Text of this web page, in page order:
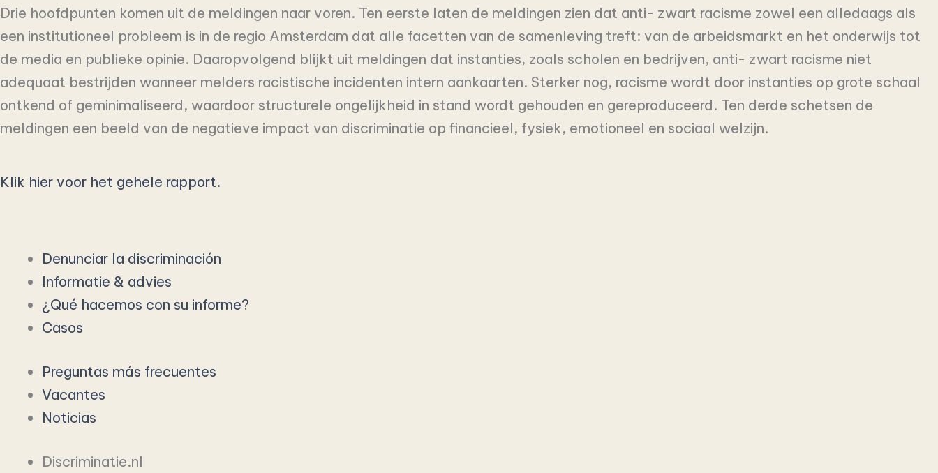
Drie hoofdpunten komen uit de meldingen naar voren. Ten eerste laten de meldingen zien dat anti- zwart racisme zowel een alledaags als
een institutioneel probleem is in de regio Amsterdam dat alle facetten van de samenleving treft: van de arbeidsmarkt en het onderwijs tot
de media en publieke opinie. Daaropvolgend blijkt uit meldingen dat instanties, zoals scholen en bedrijven, anti- zwart racisme niet
adequaat bestrijden wanneer melders racistische incidenten intern aankaarten. Sterker nog, racisme wordt door instanties op grote schaal
ontkend of geminimaliseerd, waardoor structurele ongelijkheid in stand wordt gehouden en gereproduceerd. Ten derde schetsen de
meldingen een beeld van de negatieve impact van discriminatie op financieel, fysiek, emotioneel en sociaal welzijn.
Klik hier voor het gehele rapport.
Denunciar la discriminación
Informatie & advies
¿Qué hacemos con su informe?
Casos
Preguntas más frecuentes
Vacantes
Noticias
Discriminatie.nl